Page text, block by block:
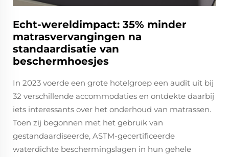
Echt-wereldimpact: 35% minder
matrasvervangingen na
standaardisatie van
beschermhoesjes
In 2023 voerde een grote hotelgroep een audit uit bij
32 verschillende accommodaties en ontdekte daarbij
iets interessants over het onderhoud van matrassen.
Toen zij begonnen met het gebruik van
gestandaardiseerde, ASTM-gecertificeerde
waterdichte beschermingslagen in hun gehele